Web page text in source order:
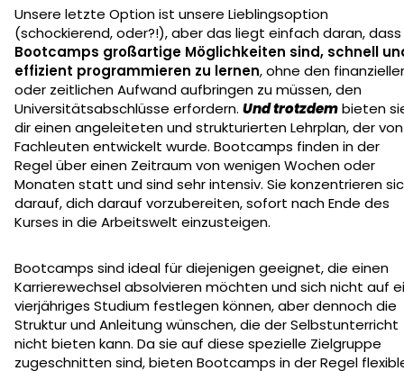
Unsere letzte Option ist unsere Lieblingsoption
(schockierend, oder?!), aber das liegt einfach daran, dass
Bootcamps großartige Möglichkeiten sind, schnell
effizient programmieren zu lernen, ohne den
oder zeitlichen Aufwand aufbringen zu müssen, den
Universitätsabschlüsse erfordern. Und trotzdembieten
dir einen angeleiteten und strukturierten Lehrplan, der von
Fachleuten entwickelt wurde. Bootcamps finden in der
Regel über einen Zeitraum von wenigen Wochen oder
Monaten statt und sind sehr intensiv. Sie konzentrieren
darauf, dich darauf vorzubereiten, sofort nach Ende des
Kurses in die Arbeitswelt einzusteigen.
Bootcamps sind ideal für diejenigen geeignet, die einen
Karrierewechsel absolvieren möchten und sich nicht auf
vierjähriges Studium festlegen können, aber dennoch die
Struktur und Anleitung wünschen, die der Selbstunterricht
nicht bieten kann. Da sie auf diese spezielle Zielgruppe
zugeschnitten sind, bieten Bootcamps in der Regel